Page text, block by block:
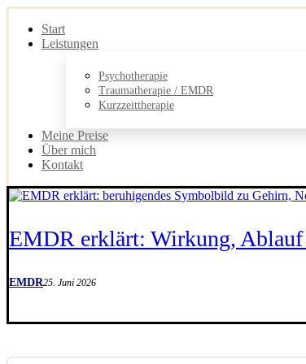
Start
Leistungen
Psychotherapie
Traumatherapie / EMDR
Kurzzeittherapie
Meine Preise
Über mich
Kontakt
EMDR erklärt: Wirkung,
EMDR25. Juni 2026